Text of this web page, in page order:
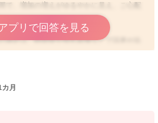
で、増加の増えがゆるやかに見え、ご心配
測定は、時間帯や授乳前後などで誤差が出
ですので、数日間の数値だけで判断するの
12〜14回としっかり確保されています！
プリで回答を見る
月